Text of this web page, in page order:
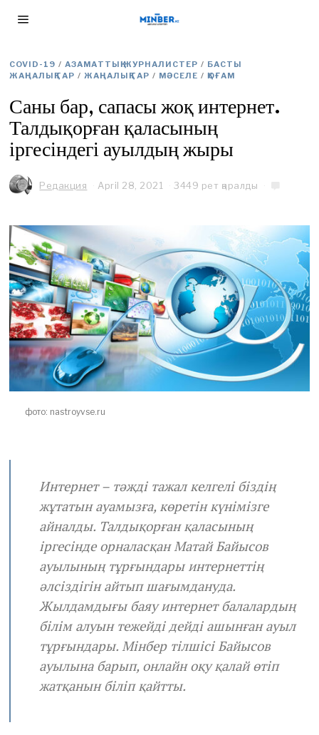
COVID-19 / АЗАМАТТЫҚ ЖУРНАЛИСТЕР / БАСТЫ
ЖАҢАЛЫҚТАР / ЖАҢАЛЫҚТАР / МӘСЕЛЕ / ҚОҒАМ
Саны бар, сапасы жоқ интернет.
Талдықорған қаласының
іргесіндегі ауылдың жыры
Редакция April 28, 2021
2
0
1
3449 рет қаралды
фото: nastroyvse.ru
Интернет – тәжді тажал келгелі біздің
жұтатын ауамызға, көретін күнімізге
айналды. Талдықорған қаласының
іргесінде орналасқан Матай Байысов
ауылының тұрғындары интернеттің
әлсіздігін айтып шағымдануда.
Жылдамдығы баяу интернет балалардың
білім алуын тежейді дейді ашынған ауыл
тұрғындары. Мінбер тілшісі Байысов
ауылына барып, онлайн оқу қалай өтіп
жатқанын біліп қайтты.